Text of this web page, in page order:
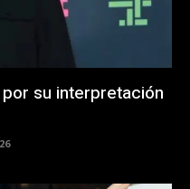
su interpretación